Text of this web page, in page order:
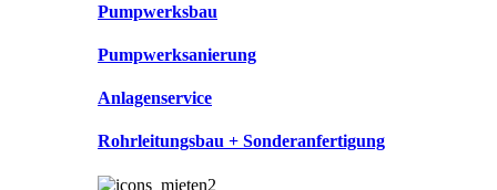
Pumpwerksbau
Pumpwerksanierung
Anlagenservice
Rohrleitungsbau + Sonderanfertigung